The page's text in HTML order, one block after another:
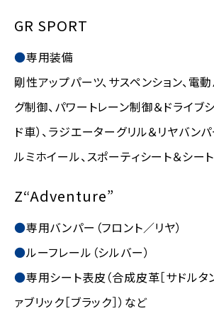
GR SPORT
専用装備
剛性アップパーツ、サスペンション、電
グ制御、パワートレーン制御＆ドライブ
ド車）、ラジエーターグリル＆リヤバン
ルミホイール、スポーティシート＆シ
Z“Adventure”
専用バンパー（フロント／リヤ）
ルーフレール（シルバー）
専用シート表皮（合成皮革［サドル
ァブリック［ブラック］）など